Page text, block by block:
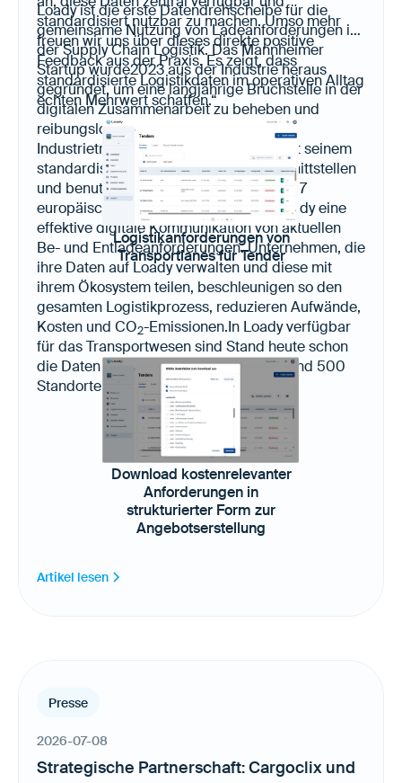
standardisiert nutzbar zu machen. Umso mehr
freuen wir uns über dieses direkte positive
Feedback aus der Praxis. Es zeigt, dass
standardisierte Logistikdaten im operativen Alltag
echten Mehrwert schaffen.“
Loady ist die erste Datendrehscheibe für die
gemeinsame Nutzung von Ladeanforderungen in
der Supply Chain Logistik. Das Mannheimer
Startup wurde2023 aus der Industrie heraus
gegründet, um eine langjährige Bruchstelle in der
digitalen Zusammenarbeit zu beheben und
reibungslose erste und letzte Meilenbei
Industrietransporten sicherzustellen. Mit seinem
standardisierten Datenmodell, API-Schnittstellen
und benutzerspezifischen Ansichten in 17
europäischen Sprachen, ermöglicht Loady eine
effektive digitale Kommunikation von aktuellen
Be- und Entladeanforderungen. Unternehmen, die
ihre Daten auf Loady verwalten und diese mit
ihrem Ökosystem teilen, beschleunigen so den
gesamten Logistikprozess, reduzieren Aufwände,
Kosten und CO2-Emissionen.In Loady verfügbar
für das Transportwesen sind Stand heute schon
die Daten von über 22.000 Produkten und 500
Standorten in Europa, USA und Kanada.
Logistikanforderungen von
Transportlanes für Tender
Download kostenrelevanter
Anforderungen in
strukturierter Form zur
Angebotserstellung
Artikel lesen
Presse
2026-07-08
Strategische Partnerschaft: Cargoclix und